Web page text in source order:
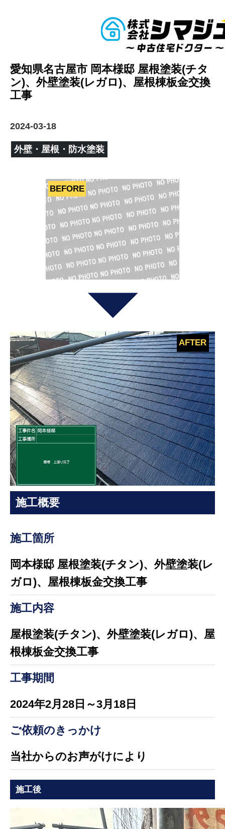
愛知県名古屋市 岡本様邸 屋根塗装(チタ
ン)、外壁塗装(レガロ)、屋根棟板金交換
工事
2024-03-18
外壁・屋根・防水塗装
施工概要
施工箇所
岡本様邸 屋根塗装(チタン)、外壁塗装(レ
ガロ)、屋根棟板金交換工事
施工内容
屋根塗装(チタン)、外壁塗装(レガロ)、屋
根棟板金交換工事
工事期間
2024年2月28日～3月18日
ご依頼のきっかけ
当社からのお声がけにより
施工後